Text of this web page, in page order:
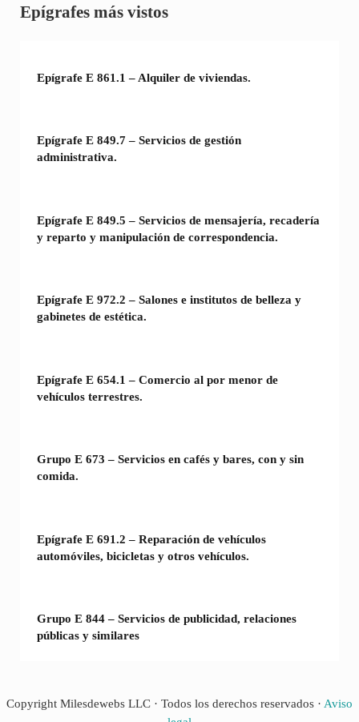
Sidebar
Epígrafes más vistos
Epígrafe E 861.1 – Alquiler de viviendas.
Epígrafe E 849.7 – Servicios de gestión
administrativa.
Epígrafe E 849.5 – Servicios de mensajería, recadería
y reparto y manipulación de correspondencia.
Epígrafe E 972.2 – Salones e institutos de belleza y
gabinetes de estética.
Epígrafe E 654.1 – Comercio al por menor de
vehículos terrestres.
Grupo E 673 – Servicios en cafés y bares, con y sin
comida.
Epígrafe E 691.2 – Reparación de vehículos
automóviles, bicicletas y otros vehículos.
Grupo E 844 – Servicios de publicidad, relaciones
públicas y similares
Copyright Milesdewebs LLC · Todos los derechos reservados · Aviso